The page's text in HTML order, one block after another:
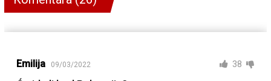
Emilija 09/03/2022 38